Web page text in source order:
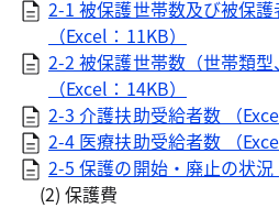
2-1 被保護世帯数及び被保護
（Excel：11KB）
2-2 被保護世帯数（世帯類型
（Excel：14KB）
2-3 介護扶助受給者数 （
2-4 医療扶助受給者数 （
2-5 保護の開始・廃止の状況
(2) 保護費